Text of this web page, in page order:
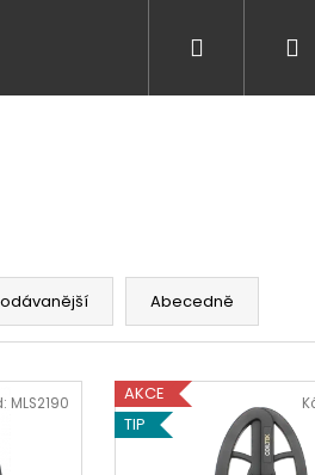
Abecedně
MLS2190
AKCE
TIP